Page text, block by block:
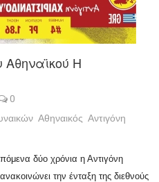
Η
0
Αθηναικός Αντιγόνη
δύο χρόνια η Αντιγόνη
την ένταξη της διεθνούς